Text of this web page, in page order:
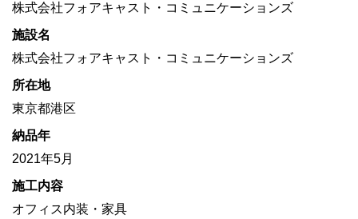
株式会社フォアキャスト・コミュニケーションズ
施設名
株式会社フォアキャスト・コミュニケーションズ
所在地
東京都港区
納品年
2021年5月
施工内容
オフィス内装・家具